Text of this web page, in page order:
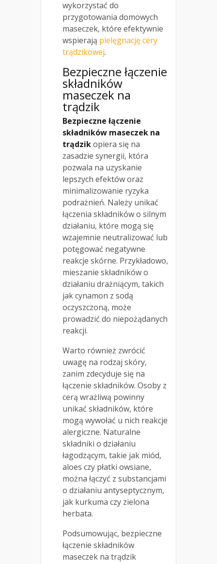
wykorzystać do
przygotowania domowych
maseczek, które efektywnie
wspierają pielęgnację cery
trądzikowej.
Bezpieczne łączenie
składników
maseczek na
trądzik
Bezpieczne łączenie
składników maseczek na
trądzikopiera się na
zasadzie synergii, która
pozwala na uzyskanie
lepszych efektów oraz
minimalizowanie ryzyka
podrażnień. Należy unikać
łączenia składników o silnym
działaniu, które mogą się
wzajemnie neutralizować lub
potęgować negatywne
reakcje skórne. Przykładowo,
mieszanie składników o
działaniu drażniącym, takich
jak cynamon z sodą
oczyszczoną, może
prowadzić do niepożądanych
reakcji.
Warto również zwrócić
uwagę na rodzaj skóry,
zanim zdecyduje się na
łączenie składników. Osoby z
cerą wrażliwą powinny
unikać składników, które
mogą wywołać u nich reakcje
alergiczne. Naturalne
składniki o działaniu
łagodzącym, takie jak miód,
aloes czy płatki owsiane,
można łączyć z substancjami
o działaniu antyseptycznym,
jak kurkuma czy zielona
herbata.
Podsumowując, bezpieczne
łączenie składników
maseczek na trądzik